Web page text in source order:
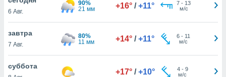
действия
на веб-
6 Авг.
90%
21 мм
+16° / +11° 7 - 13
м/с
завтра
7 Авг.
80%
11 мм
+14° / +11° 6 - 11
м/с
суббота
+17° / +10° 4- 9
м/с